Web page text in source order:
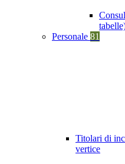
Personale 81
Titolari di
vertice